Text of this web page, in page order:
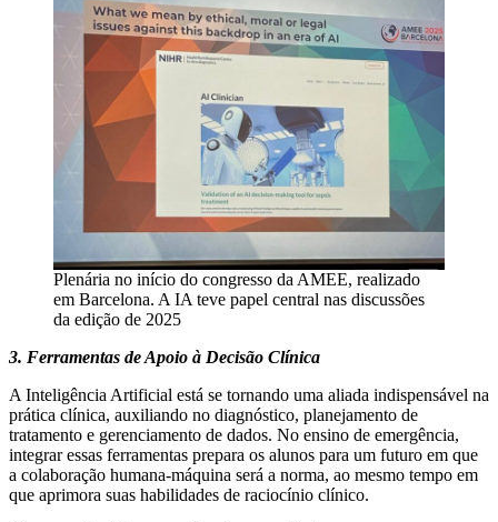
Plenária no início do congresso da AMEE, realizado
em Barcelona. A IA teve papel central nas discussões
da edição de 2025
3. Ferramentas de Apoio à Decisão Clínica
A Inteligência Artificial está se tornando uma aliada indispensável na
prática clínica, auxiliando no diagnóstico, planejamento de
tratamento e gerenciamento de dados. No ensino de emergência,
integrar essas ferramentas prepara os alunos para um futuro em que
a colaboração humana-máquina será a norma, ao mesmo tempo em
que aprimora suas habilidades de raciocínio clínico.